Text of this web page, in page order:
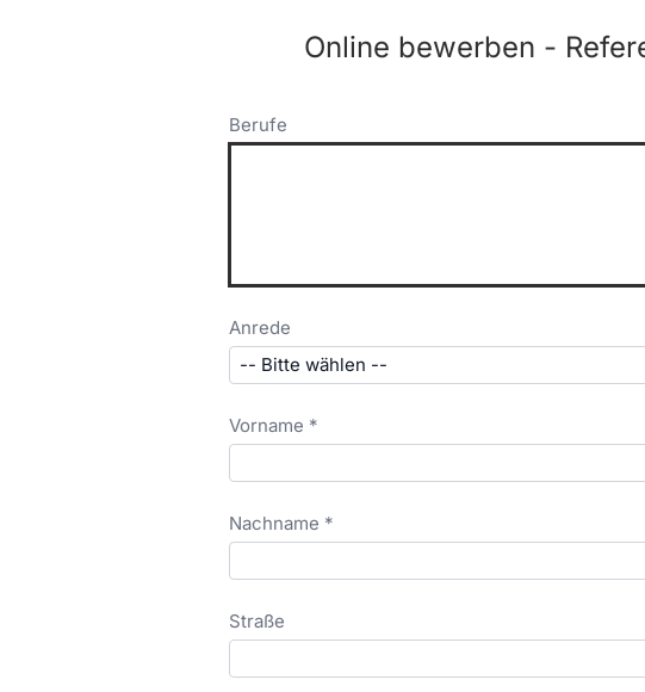
Online bewerben -
Berufe
Anrede
Vorname *
Nachname *
Straße